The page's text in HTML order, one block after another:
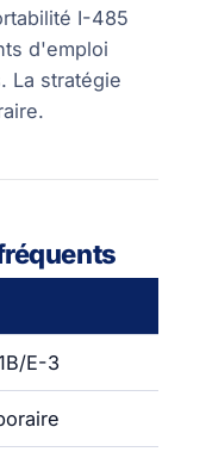
I-485
d'emploi
La stratégie
E-3